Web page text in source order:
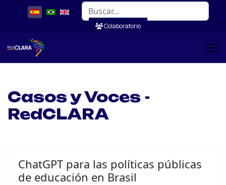
Buscar
Colaboratorio
Casos y Voces -
RedCLARA
ChatGPT para las políticas públicas
de educación en Brasil